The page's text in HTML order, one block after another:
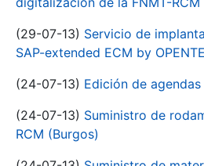
(29-07-13) Servicio de
SAP-extended ECM by
(24-07-13) Edición de
(24-07-13) Suministro de
RCM (Burgos)